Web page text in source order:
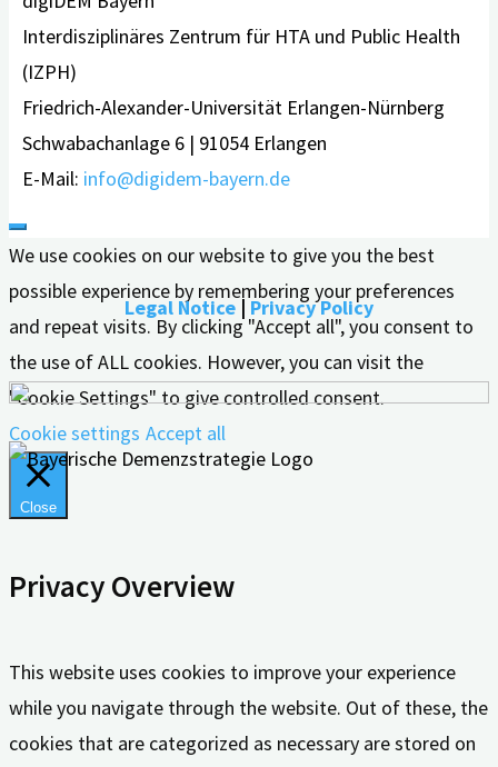
Interdisziplinäres Zentrum für HTA und Public Health
(IZPH)
Friedrich-Alexander-Universität Erlangen-Nürnberg
Schwabachanlage 6 | 91054 Erlangen
E-Mail: info@digidem-bayern.de
Legal Notice | Privacy Policy
We use cookies on our website to give you the best
possible experience by remembering your preferences
and repeat visits. By clicking "Accept all", you consent to
the use of ALL cookies. However, you can visit the
"Cookie Settings" to give controlled consent.
Cookie settings Accept all
Close
Privacy Overview
This website uses cookies to improve your experience
while you navigate through the website. Out of these, the
cookies that are categorized as necessary are stored on